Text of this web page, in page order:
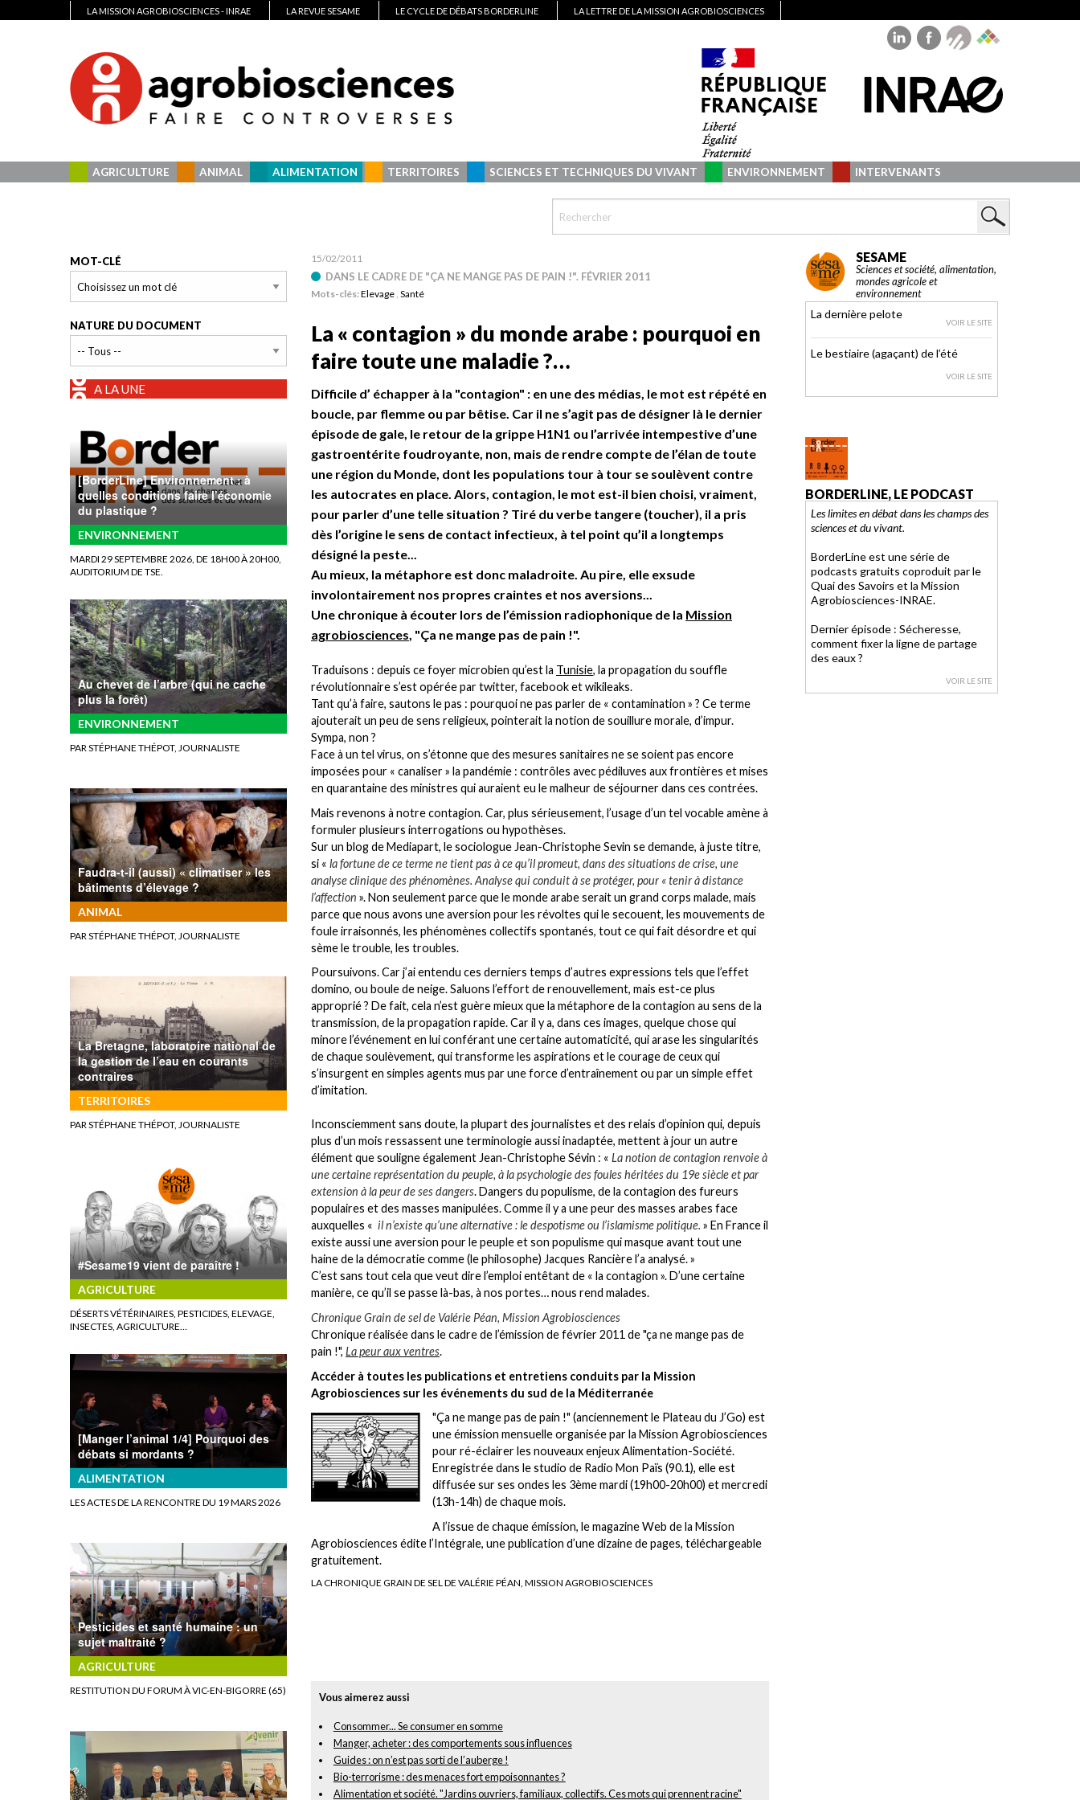
LA MISSION AGROBIOSCIENCES - INRAE LA REVUE SESAME LE CYCLE DE DÉBATS BORDERLINE LA LETTRE DE LA MISSION AGROBIOSCIENCES
AGRICULTURE ANIMAL ALIMENTATION TERRITOIRES SCIENCES ET TECHNIQUES DU VIVANT ENVIRONNEMENT INTERVENANTS
15/02/2011
DANS LE CADRE DE "ÇA NE MANGE PAS DE PAIN !". FÉVRIER 2011
Mots-clés:Elevage , Santé
La « contagion » du monde arabe : pourquoi en
faire toute une maladie ?…
Difficile d’ échapper à la "contagion" : en une des médias, le mot est répété en
boucle, par flemme ou par bêtise. Car il ne s’agit pas de désigner là le dernier
épisode de gale, le retour de la grippe H1N1 ou l’arrivée intempestive d’une
gastroentérite foudroyante, non, mais de rendre compte de l’élan de toute
une région du Monde, dont les populations tour à tour se soulèvent contre
les autocrates en place. Alors, contagion, le mot est-il bien choisi, vraiment,
pour parler d’une telle situation ? Tiré du verbe tangere (toucher), il a pris
dès l’origine le sens de contact infectieux, à tel point qu’il a longtemps
désigné la peste...
Au mieux, la métaphore est donc maladroite. Au pire, elle exsude
involontairement nos propres craintes et nos aversions...
Une chronique à écouter lors de l’émission radiophonique de la Mission
agrobiosciences, "Ça ne mange pas de pain !".
Traduisons : depuis ce foyer microbien qu’est la Tunisie, la propagation du souffle
révolutionnaire s’est opérée par twitter, facebook et wikileaks.
Tant qu’à faire, sautons le pas : pourquoi ne pas parler de « contamination » ? Ce terme
ajouterait un peu de sens religieux, pointerait la notion de souillure morale, d’impur.
Sympa, non ?
Face à un tel virus, on s’étonne que des mesures sanitaires ne se soient pas encore
imposées pour « canaliser » la pandémie : contrôles avec pédiluves aux frontières et mises
en quarantaine des ministres qui auraient eu le malheur de séjourner dans ces contrées.
Mais revenons à notre contagion. Car, plus sérieusement, l’usage d’un tel vocable amène à
formuler plusieurs interrogations ou hypothèses.
Sur un blog de Mediapart, le sociologue Jean-Christophe Sevin se demande, à juste titre,
si « la fortune de ce terme ne tient pas à ce qu’il promeut, dans des situations de crise, une
analyse clinique des phénomènes. Analyse qui conduit à se protéger, pour « tenir à distance
l’affection ». Non seulement parce que le monde arabe serait un grand corps malade, mais
parce que nous avons une aversion pour les révoltes qui le secouent, les mouvements de
foule irraisonnés, les phénomènes collectifs spontanés, tout ce qui fait désordre et qui
sème le trouble, les troubles.
Poursuivons. Car j’ai entendu ces derniers temps d’autres expressions tels que l’effet
domino, ou boule de neige. Saluons l’effort de renouvellement, mais est-ce plus
approprié ? De fait, cela n’est guère mieux que la métaphore de la contagion au sens de la
transmission, de la propagation rapide. Car il y a, dans ces images, quelque chose qui
minore l’événement en lui conférant une certaine automaticité, qui arase les singularités
de chaque soulèvement, qui transforme les aspirations et le courage de ceux qui
s’insurgent en simples agents mus par une force d’entraînement ou par un simple effet
d’imitation.
Inconsciemment sans doute, la plupart des journalistes et des relais d’opinion qui, depuis
plus d’un mois ressassent une terminologie aussi inadaptée, mettent à jour un autre
élément que souligne également Jean-Christophe Sévin : « La notion de contagion renvoie à
une certaine représentation du peuple, à la psychologie des foules héritées du 19e siècle et par
extension à la peur de ses dangers. Dangers du populisme, de la contagion des fureurs
populaires et des masses manipulées. Comme il y a une peur des masses arabes face
auxquelles « il n’existe qu’une alternative : le despotisme ou l’islamisme politique. » En France il
existe aussi une aversion pour le peuple et son populisme qui masque avant tout une
haine de la démocratie comme (le philosophe) Jacques Rancière l’a analysé. »
C’est sans tout cela que veut dire l’emploi entêtant de « la contagion ». D’une certaine
manière, ce qu’il se passe là-bas, à nos portes… nous rend malades.
Chronique Grain de sel de Valérie Péan, Mission Agrobiosciences
Chronique réalisée dans le cadre de l’émission de février 2011 de "ça ne mange pas de
pain !", La peur aux ventres.
Accéder à toutes les publications et entretiens conduits par la Mission
Agrobiosciences sur les événements du sud de la Méditerranée
"Ça ne mange pas de pain !" (anciennement le Plateau du J’Go) est
une émission mensuelle organisée par la Mission Agrobiosciences
pour ré-éclairer les nouveaux enjeux Alimentation-Société.
Enregistrée dans le studio de Radio Mon Païs (90.1), elle est
diffusée sur ses ondes les 3ème mardi (19h00-20h00) et mercredi
(13h-14h) de chaque mois.
A l’issue de chaque émission, le magazine Web de la Mission
Agrobiosciences édite l’Intégrale, une publication d’une dizaine de pages, téléchargeable
gratuitement.
LA CHRONIQUE GRAIN DE SEL DE VALÉRIE PÉAN, MISSION AGROBIOSCIENCES
Vous aimerez aussi
Consommer... Se consumer en somme
Manger, acheter : des comportements sous influences
Guides : on n’est pas sorti de l’auberge !
Bio-terrorisme : des menaces fort empoisonnantes ?
Alimentation et société. "Jardins ouvriers, familiaux, collectifs. Ces mots qui prennent racine"
MOT-CLÉ
NATURE DU DOCUMENT
A LA UNE
[BorderLine] Environnement : à
quelles conditions faire l’économie
du plastique ?
ENVIRONNEMENT
MARDI 29 SEPTEMBRE 2026, DE 18H00 À 20H00,
AUDITORIUM DE TSE.
Au chevet de l’arbre (qui ne cache
plus la forêt)
ENVIRONNEMENT
PAR STÉPHANE THÉPOT, JOURNALISTE
Faudra-t-il (aussi) « climatiser » les
bâtiments d’élevage ?
ANIMAL
PAR STÉPHANE THÉPOT, JOURNALISTE
La Bretagne, laboratoire national de
la gestion de l’eau en courants
contraires
TERRITOIRES
PAR STÉPHANE THÉPOT, JOURNALISTE
#Sesame19 vient de paraître !
AGRICULTURE
DÉSERTS VÉTÉRINAIRES, PESTICIDES, ELEVAGE,
INSECTES, AGRICULTURE…
[Manger l’animal 1/4] Pourquoi des
débats si mordants ?
ALIMENTATION
LES ACTES DE LA RENCONTRE DU 19 MARS 2026
Pesticides et santé humaine : un
sujet maltraité ?
AGRICULTURE
RESTITUTION DU FORUM À VIC-EN-BIGORRE (65)
SESAME
Sciences et société, alimentation,
mondes agricole et
environnement
La dernière pelote
VOIR LE SITE
Le bestiaire (agaçant) de l’été
VOIR LE SITE
BORDERLINE, LE PODCAST
Les limites en débat dans les champs des
sciences et du vivant.
BorderLine est une série de
podcasts gratuits coproduit par le
Quai des Savoirs et la Mission
Agrobiosciences-INRAE.
Dernier épisode : Sécheresse,
comment fixer la ligne de partage
des eaux ?
VOIR LE SITE